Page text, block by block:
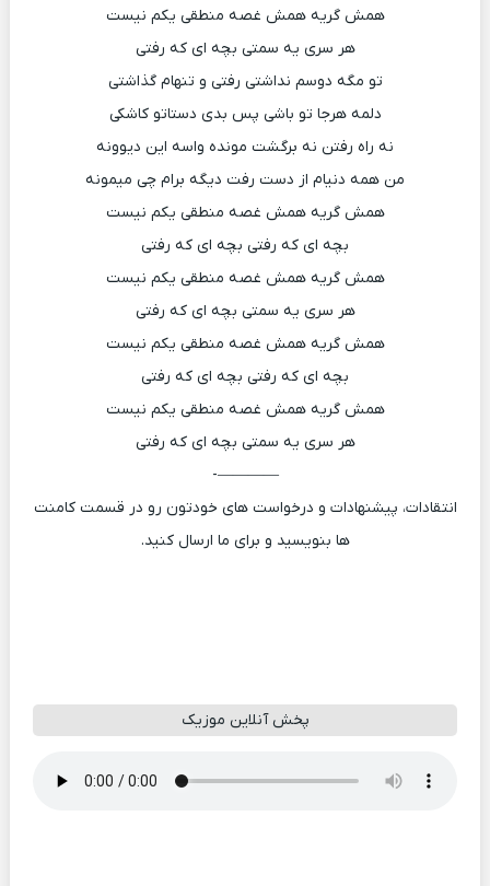
همش گریه همش غصه منطقی یکم نیست
هر سری یه سمتی بچه ای که رفتی
تو مگه دوسم نداشتی رفتی و تنهام گذاشتی
دلمه هرجا تو باشی پس بدی دستاتو کاشکی
نه راه رفتن نه برگشت مونده واسه این دیوونه
من همه دنیام از دست رفت دیگه برام چی میمونه
همش گریه همش غصه منطقی یکم نیست
بچه ای که رفتی بچه ای که رفتی
همش گریه همش غصه منطقی یکم نیست
هر سری یه سمتی بچه ای که رفتی
همش گریه همش غصه منطقی یکم نیست
بچه ای که رفتی بچه ای که رفتی
همش گریه همش غصه منطقی یکم نیست
هر سری یه سمتی بچه ای که رفتی
————-
انتقادات، پیشنهادات و درخواست های خودتون رو در قسمت کامنت
ها بنویسید و برای ما ارسال کنید.
پخش آنلاین موزیک